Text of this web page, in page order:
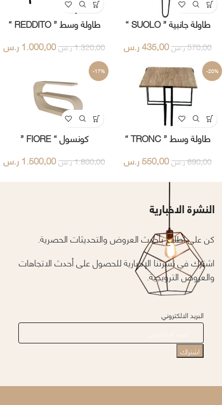
طاولة جانبية ” SUOLO “
570,00ر.س435,00ر.س
طاولة وسط ” REDDITO “
1.320,00ر.س1.000,00ر.س
-20%
طاولة وسط ” TRONC “
690,00ر.س550,00ر.س
-17%
كونسول “ FIORE ”
1.800,00ر.س1.500,00ر.س
النشرة الاخبارية
كن على اطلاع بأحدث العروض والتحديثات الحصرية.
اشترك في نشرتنا الإخبارية للحصول على أحدث الاتجاهات
والعروض الترويجية.
البريد الالكتروني